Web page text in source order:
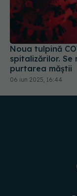
Noua tulpină
spitalizărilor. Se
purtarea măștii
06 iun 2025, 16:44